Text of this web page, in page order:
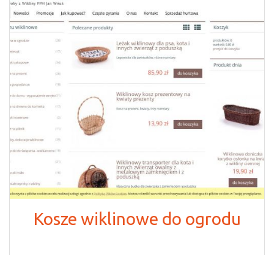
Kosze wiklinowe do ogrodu